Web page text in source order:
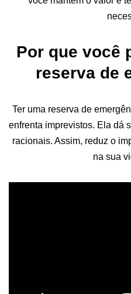
Por que você
reserva de
Ter uma reserva de
enfrenta imprevistos. Ela dá
racionais. Assim, reduz o
na sua